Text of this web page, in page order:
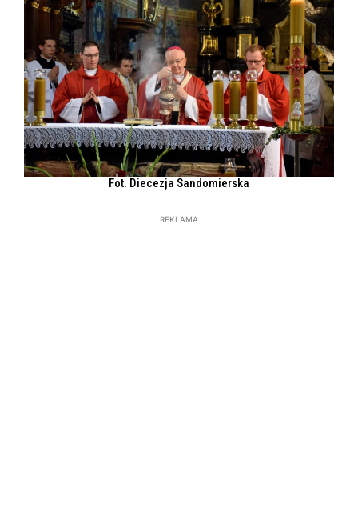
Fot. Diecezja Sandomierska
REKLAMA